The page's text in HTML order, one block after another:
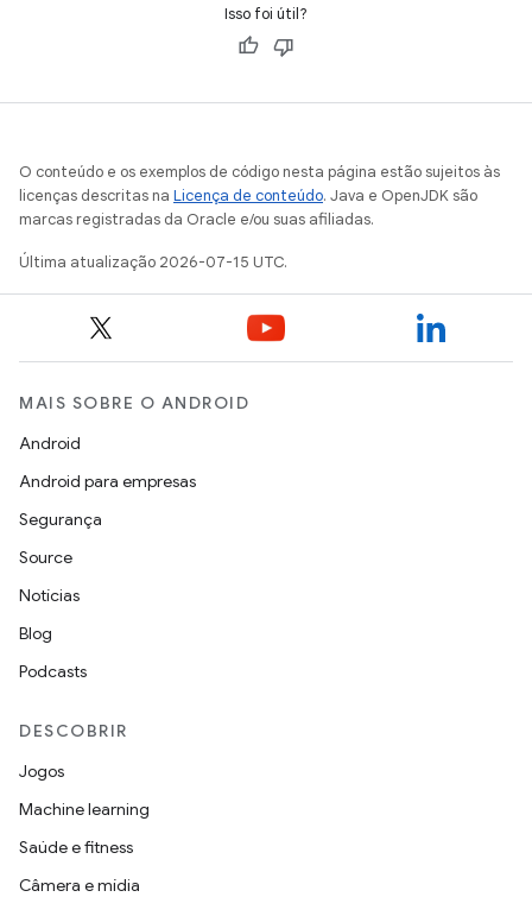
Isso foi útil?
O conteúdo e os exemplos de código nesta página estão sujeitos às
licenças descritas na Licença de conteúdo. Java e OpenJDK são
marcas registradas da Oracle e/ou suas afiliadas.
Última atualização 2026-07-15 UTC.
MAIS SOBRE O ANDROID
Android
Android para empresas
Segurança
Source
Notícias
Blog
Podcasts
DESCOBRIR
Jogos
Machine learning
Saúde e fitness
Câmera e mídia